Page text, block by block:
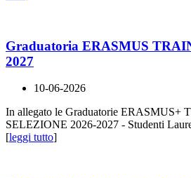
Graduatoria ERASMUS
2027
10-06-2026
In allegato le Graduatorie ERASMUS+
SELEZIONE 2026-2027 - Studenti
[leggi tutto]